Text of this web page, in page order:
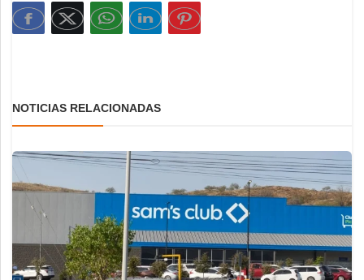
NOTICIAS RELACIONADAS